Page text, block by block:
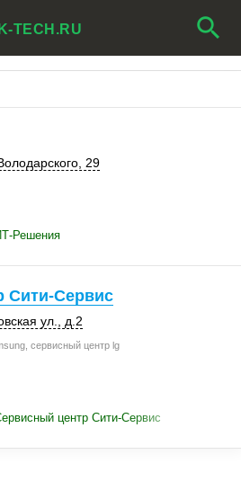
TECH.RU search
29
Решения
Сити-Сервис
ул. д.2
сервисный центр lg
центр Сити-Сервис